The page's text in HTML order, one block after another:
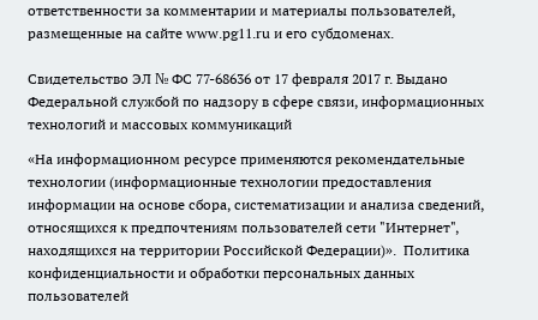
ответственности за комментарии и материалы пользователей,
размещенные на сайте www.pg11.ru и его субдоменах.
Свидетельство ЭЛ № ФС 77-68636 от 17 февраля 2017 г. Выдано
Федеральной службой по надзору в сфере связи, информационных
технологий и массовых коммуникаций
«На информационном ресурсе применяются рекомендательные
технологии (информационные технологии предоставления
информации на основе сбора, систематизации и анализа сведений,
относящихся к предпочтениям пользователей сети "Интернет",
находящихся на территории Российской Федерации)». Политика
конфиденциальности и обработки персональных данных
пользователей